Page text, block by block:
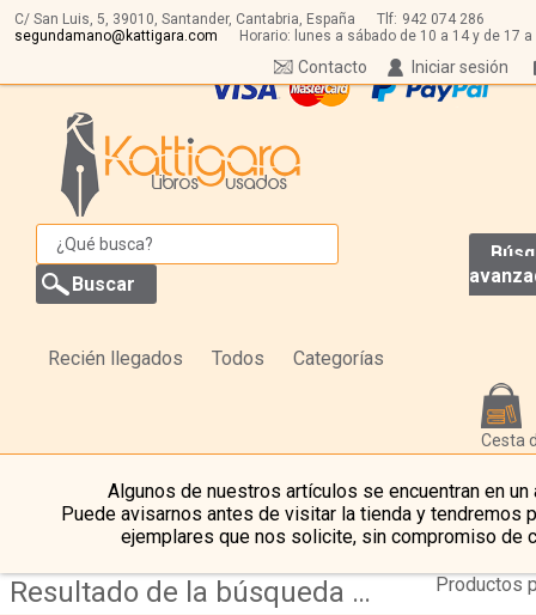
C/ San Luis, 5, 39010, Santander, Cantabria, España Tlf: 942 074 286
segundamano@kattigara.com
Horario: lunes a sábado de 10 a 14 y de 17 a
Iniciar sesión
Contacto
Recién llegados Todos Categorías
Cesta
Algunos de nuestros artículos se encuentran en un
Puede avisarnos antes de visitar la tienda y tendremos
ejemplares que nos solicite, sin compromiso de
Resultado de la búsqueda de coleccion aula de teatro
Productos